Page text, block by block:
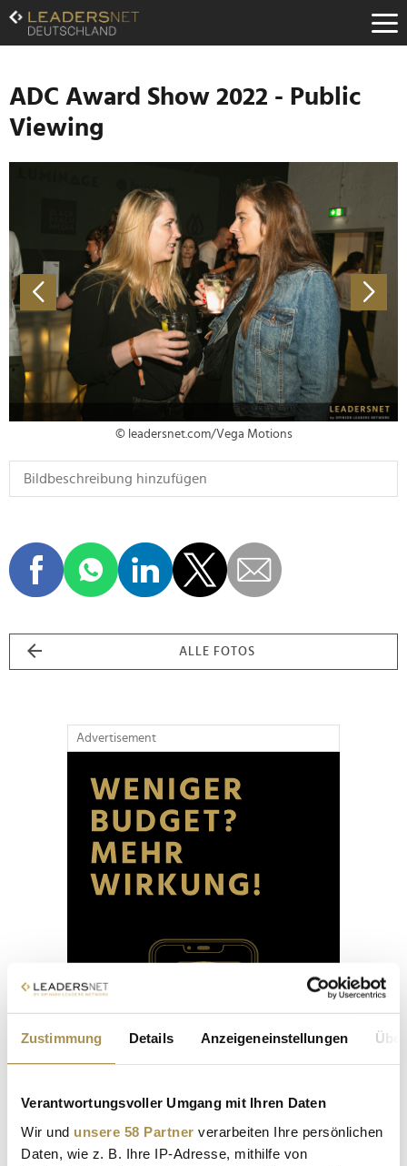
Zustimmung Details Anzeigeneinstellungen
Verantwortungsvoller Umgang mit Ihren Daten
Wir und unsere 58 Partner verarbeiten Ihre persönlichen
Daten, wie z. B. Ihre IP-Adresse, mithilfe von
Zum
Inhalt
Zur
Navigation
Zur
Hauptnavigation
ADC Award Show 2022 - Public
Viewing
© leadersnet.com/Vega Motions
ALLE FOTOS
Advertisement